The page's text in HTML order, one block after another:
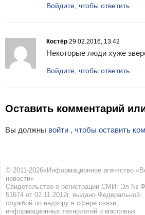
Войдите, чтобы ответить
Костёр 29.02.2016, 13:42
Некоторые люди хуже
Войдите, чтобы ответить
Оставить комментарий
Вы должны войти , чтобы оставить
© 2011-2026«Информационное агентство
новости»
Свидетельство о регистрации СМИ: Эл №
51674 от 02.11.2012г. выдано Федеральной
службой по надзору в сфере связи,
информационных технологий и массовых